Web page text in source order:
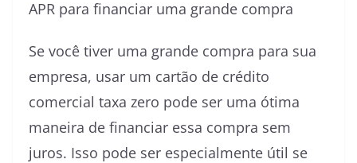
APR para financiar uma grande compra
Se você tiver uma grande compra para sua
empresa, usar um cartão de crédito
comercial taxa zero pode ser uma ótima
maneira de financiar essa compra sem
juros. Isso pode ser especialmente útil se